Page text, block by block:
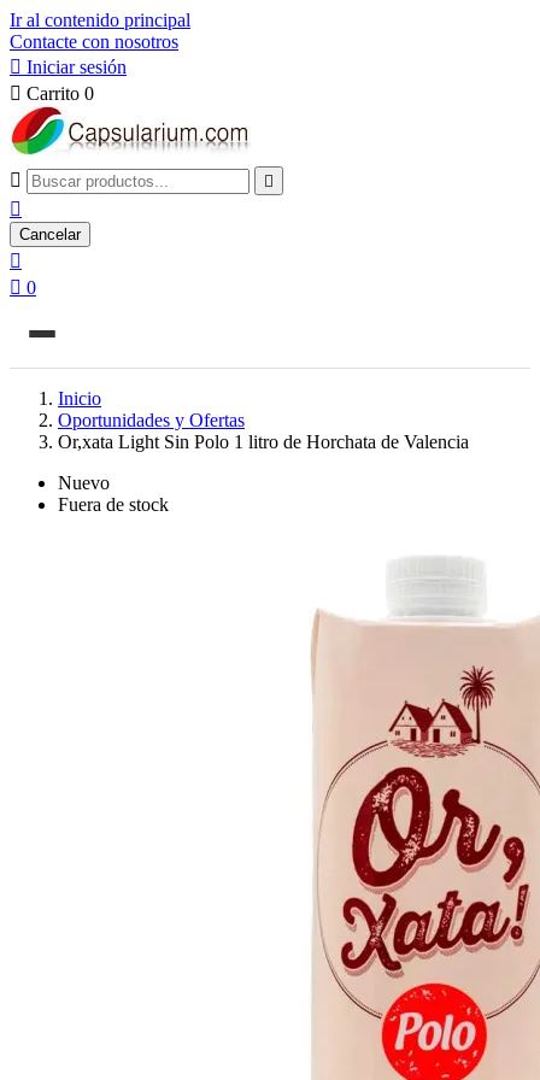
Ir al contenido principal
Contacte con nosotros
 Iniciar sesión
 Carrito 0
 

Cancelar

 0
Inicio
Oportunidades y Ofertas
Or,xata Light Sin Polo 1 litro de Horchata de Valencia
Nuevo
Fuera de stock